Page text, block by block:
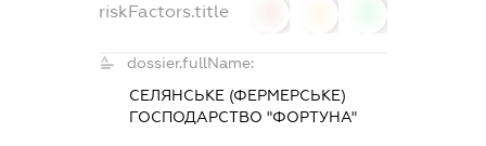
riskFactors.title
dossier.fullName:
СЕЛЯНСЬКЕ (ФЕРМЕРСЬКЕ)
ГОСПОДАРСТВО "ФОРТУНА"